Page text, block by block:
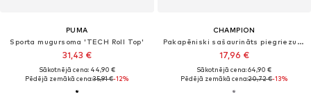
PUMA
Sporta mugursoma 'TECH Roll Top'
31,43 €
Sākotnējā cena: 44,90 €
Pēdējā zemākā cena:35,91 €-12%
CHAMPION
Pakapēniski sašaurināts piegriezums Sporta bikses
17,96 €
Sākotnējā cena: 64,90 €
Pēdējā zemākā cena:20,72 €-13%